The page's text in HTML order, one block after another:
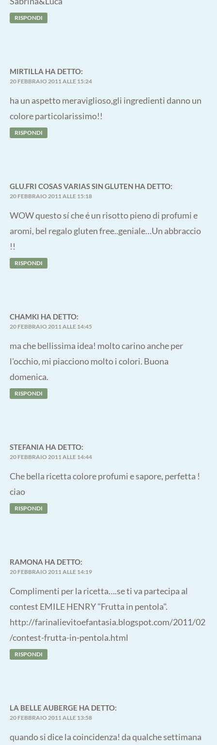
RISPONDI
MIRTILLA HA DETTO:
20 FEBBRAIO 2011 ALLE 15:24
ha un aspetto meraviglioso,gli ingredienti danno un
colore particolarissimo!!
RISPONDI
GLU.FRI COSAS VARIAS SIN GLUTEN HA DETTO:
20 FEBBRAIO 2011 ALLE 15:18
WOW questo sí che é un risotto pieno di profumi e
aromi, bel regalo gluten free..geniale…Un abbraccio
!!
RISPONDI
CHAMKI HA DETTO:
20 FEBBRAIO 2011 ALLE 14:45
ma che bellissima idea! molto carino anche per
l'occhio, mi piacciono molto i colori. Buona
domenica.
RISPONDI
STEFANIA HA DETTO:
20 FEBBRAIO 2011 ALLE 14:44
Che bella ricetta colore profumi e sapore, perfetta !
ciao
RISPONDI
RAMONA HA DETTO:
20 FEBBRAIO 2011 ALLE 14:19
Complimenti per la ricetta….se ti va partecipa al
contest EMILE HENRY "Frutta in pentola".
http://farinalievitoefantasia.blogspot.com/2011/02
/contest-frutta-in-pentola.html
RISPONDI
LA BELLE AUBERGE HA DETTO:
20 FEBBRAIO 2011 ALLE 13:58
quando si dice la coincidenza! da qualche settimana